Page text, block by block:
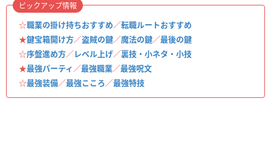
☆職業の掛け持ちおすすめ／転職ルートおすすめ
★鍵宝箱開け方／盗賊の鍵／魔法の鍵／最後の鍵
☆序盤進め方／レベル上げ／裏技・小ネタ・小技
★最強パーティ／最強職業／最強呪文
☆最強装備／最強こころ／最強特技
ピックアップ情報